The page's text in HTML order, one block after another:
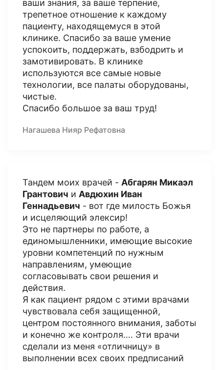
ваши знания, за ваше терпение,
трепетное отношение к каждому
пациенту, находящемуся в этой
клинике. Спасибо за ваше умение
успокоить, поддержать, взбодрить и
замотивировать. В клинике
используются все самые новые
технологии, все палаты оборудованы,
чистые.
Спасибо большое за ваш труд!
Нагашева Нияр Рефатовна
Тандем моих врачей - Абгарян Микаэл
Грантович и Авдюхин Иван
Геннадьевич - вот где милость Божья
и исцеляющий элексир!
Это не партнеры по работе, а
единомышленники, имеющие высокие
уровни компетенций по нужным
направлениям, умеющие
согласовывать свои решения и
действия.
Я как пациент рядом с этими врачами
чувствовала себя защищенной,
центром постоянного внимания, заботы
и конечно же контроля…. Эти врачи
сделали из меня «отличницу» в
выполнении всех своих предписаний